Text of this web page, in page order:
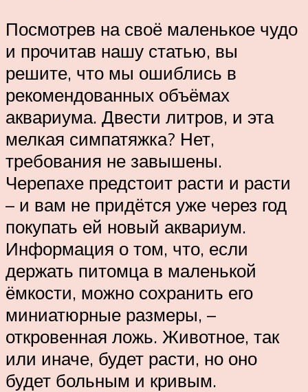
Посмотрев на своё маленькое чудо
и прочитав нашу статью, вы
решите, что мы ошиблись в
рекомендованных объёмах
аквариума. Двести литров, и эта
мелкая симпатяжка? Нет,
требования не завышены.
Черепахе предстоит расти и расти
– и вам не придётся уже через год
покупать ей новый аквариум.
Информация о том, что, если
держать питомца в маленькой
ёмкости, можно сохранить его
миниатюрные размеры, –
откровенная ложь. Животное, так
или иначе, будет расти, но оно
будет больным и кривым.